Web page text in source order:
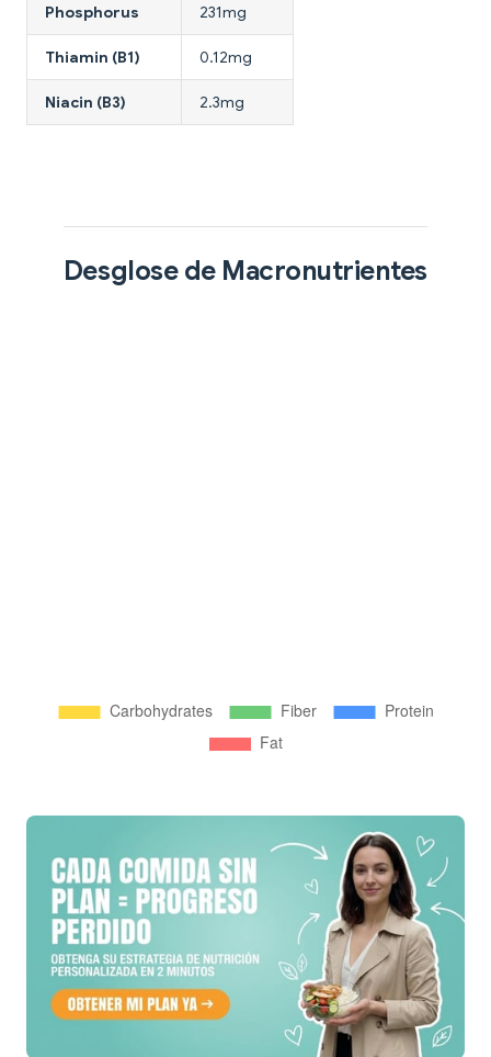
Phosphorus 231mg
Thiamin (B1) 0.12mg
Niacin (B3) 2.3mg
Desglose de Macronutrientes